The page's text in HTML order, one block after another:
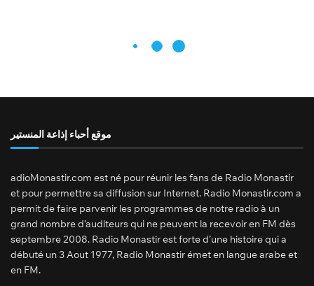
موقع أحباء إذاعة المنستير
adioMonastir.com est né pour réunir les fans de Radio Monastir
et pour permettre sa diffusion sur Internet. Radio Monastir.com a
permit de faire parvenir les programmes de notre radio à un
grand nombre d’auditeurs qui ne peuvent la recevoir en FM dès
septembre 2008. Radio Monastir est forte d’une histoire qui a
débuté un 3 Aout 1977, Radio Monastir émet en langue arabe et
en FM.